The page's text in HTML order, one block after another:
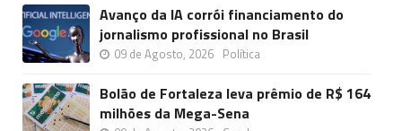
Avanço da IA corrói financiamento do
jornalismo profissional no Brasil
09 de Agosto, 2026 Política
Bolão de Fortaleza leva prêmio de R$ 164
milhões da Mega-Sena